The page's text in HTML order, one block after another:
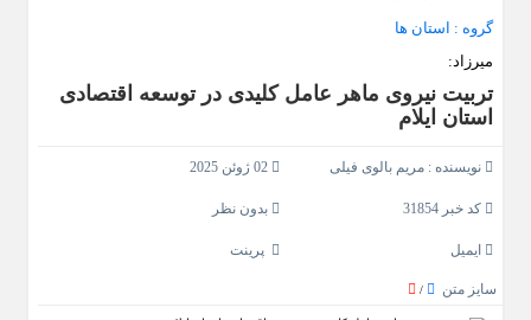
گروه : استان ها
میرزاد:
تربیت نیروی ماهر عامل کلیدی در توسعه اقتصادی
استان ایلام
نویسنده : مریم بالوی فیلی 02 ژوئن 2025
کد خبر 31854 بدون نظر
ایمیل پرینت
سایز متن /